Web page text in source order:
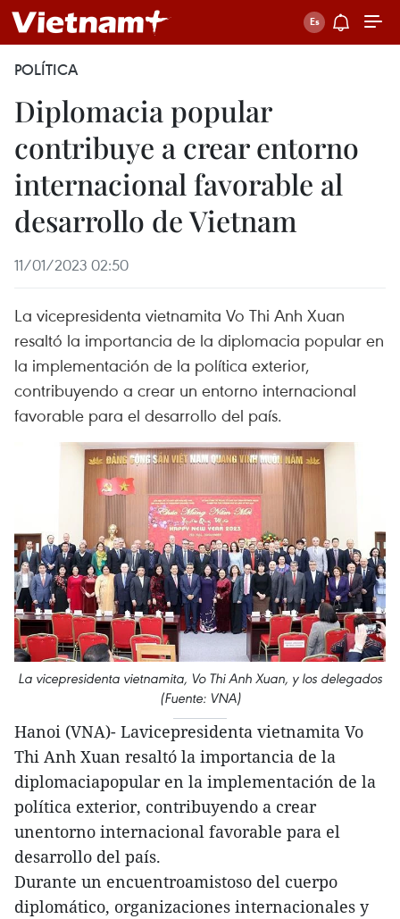
POLÍTICA
Diplomacia popular
contribuye a crear entorno
internacional favorable al
desarrollo de Vietnam
11/01/2023 02:50
La vicepresidenta vietnamita Vo Thi Anh Xuan
resaltó la importancia de la diplomacia popular en
la implementación de la política exterior,
contribuyendo a crear un entorno internacional
favorable para el desarrollo del país.
La vicepresidenta vietnamita, Vo Thi Anh Xuan, y los delegados
(Fuente: VNA)
Hanoi (VNA)- Lavicepresidenta vietnamita Vo
Thi Anh Xuan resaltó la importancia de la
diplomaciapopular en la implementación de la
política exterior, contribuyendo a crear
unentorno internacional favorable para el
desarrollo del país.
Durante un encuentroamistoso del cuerpo
diplomático, organizaciones internacionales y